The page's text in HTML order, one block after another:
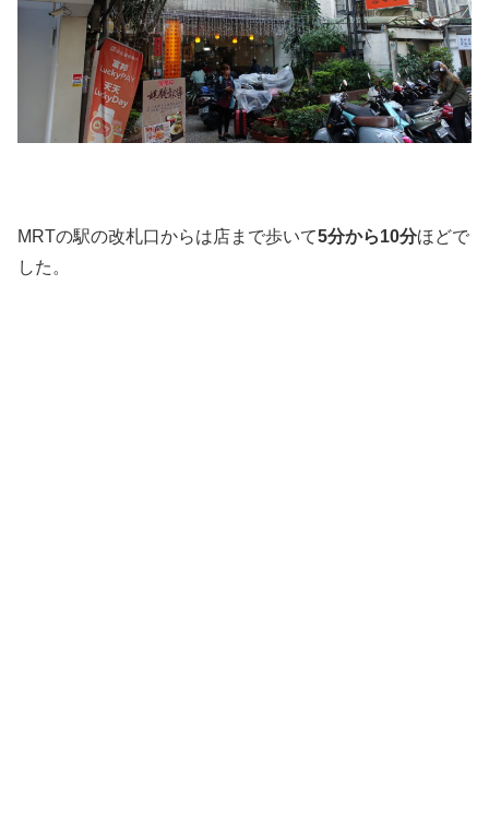
MRTの駅の改札口からは店まで歩いて5分から10分ほどで
した。